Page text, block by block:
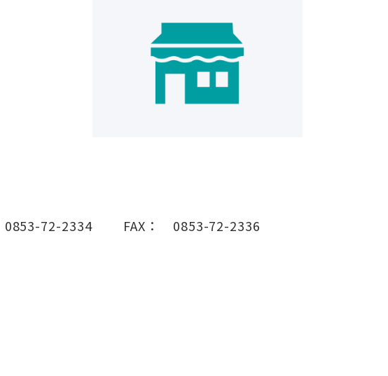
0853-72-2334 FAX： 0853-72-2336